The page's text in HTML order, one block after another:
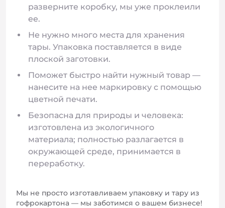
разверните коробку, мы уже проклеили
ее.
Не нужно много места для хранения
тары. Упаковка поставляется в виде
плоской заготовки.
Поможет быстро найти нужный товар —
нанесите на нее маркировку с помощью
цветной печати.
Безопасна для природы и человека:
изготовлена из экологичного
материала; полностью разлагается в
окружающей среде, принимается в
переработку.
Мы не просто изготавливаем упаковку и тару из
гофрокартона — мы заботимся о вашем бизнесе!